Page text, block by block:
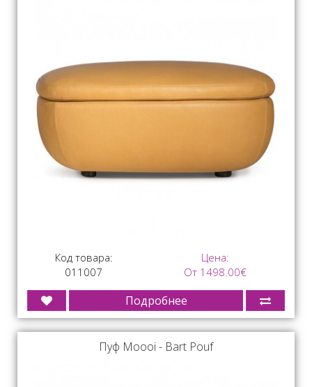
Код товара:
011007
Цена:
От 1498.00€
Подробнее
Пуф Moooi - Bart Pouf